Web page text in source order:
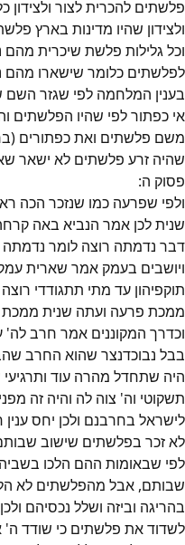
פלשתים להכרית לצור ולצידון
ולצידון שהיו מדינות בארץ
וכל גלילות פלשת שיכרית מהם
לפלשתים כלומר שישארו מהם
בענין המלחמה לפי שגזר
אי כפתור לפי שהיו הפלשתים
משם פלשתים ואת כפתורים
שהיה זרע פלשתים לא ישאר
פסוק ה:
ולפי שפרעה כמו שנזכר הכה
שנית לכן אמר הנביא באה
דבר נדמתה רוצה לומר נדמתה
ויושבים בעמק אמר שארית
תוקפיהון עד מתי תתגודדי
ממכת פרעה ועתה שנית ממכת
וכדרך המקוננים אמר חרב
בבל נבוכדנצר שהוא החרב
היה שתחדל מהרה עוד
תשקוטי וה' צוה לה והיה זה
לישראל בחרבנם ולכן יחס
לא זכר בפלשתים שישוב
לפי שבאומות ההם הלכו
שבותם, אבל מהפלשתים לא
בהריגה וביזה ושלל נכסיהם
לשדוד את פלשתים כי שודד ה'